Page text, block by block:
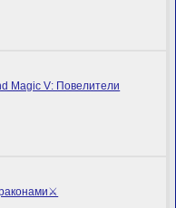
Magic V: Повелители